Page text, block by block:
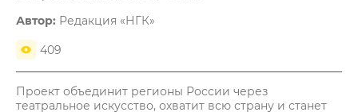
Автор: Редакция «НГК»
409
Проект объединит регионы России через
театральное искусство, охватит всю страну и станет